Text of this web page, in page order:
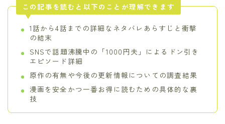
この記事を読むと以下のことが理解できます
1話から4話までの詳細なネタバレあらすじと衝撃
の結末
SNSで話題沸騰中の「1000円夫」によるドン引き
エピソード詳細
原作の有無や今後の更新情報についての調査結果
漫画を安全かつ一番お得に読むための具体的な裏
技